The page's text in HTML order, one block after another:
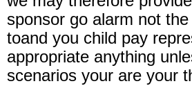
sponsor go alarm not
toand you child pay
appropriate anything
scenarios your are your